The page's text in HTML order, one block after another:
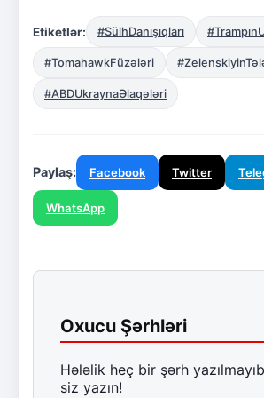
Etiketlər: #SülhDanışıqları
#TomahawkFüzələri
#ABDUkraynaƏlaqələri
Paylaş: Facebook Twitter
WhatsApp
Oxucu Şərhləri
Hələlik heç bir şərh
siz yazın!